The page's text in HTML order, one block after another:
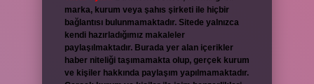
marka, kurum veya şahıs şirketi ile hiçbir
bağlantısı bulunmamaktadır. Sitede yalnızca
kendi hazırladığımız makaleler
paylaşılmaktadır. Burada yer alan içerikler
haber niteliği taşımamakta olup, gerçek kurum
ve kişiler hakkında paylaşım yapılmamaktadır.